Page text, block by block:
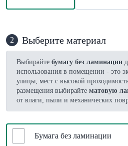
2 Выберите материал
Выбирайте бумагу без ламинации
использования в помещении - это
улицы, мест с высокой
размещения выбирайте матовую
от влаги, пыли и механических
Бумага без ламинации